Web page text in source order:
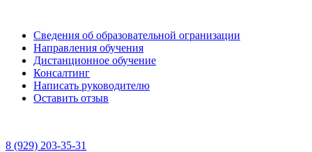
Сведения об образовательной огранизации
Направления обучения
Дистанционное обучение
Консалтинг
Написать руководителю
Оставить отзыв
8 (929) 203-35-31